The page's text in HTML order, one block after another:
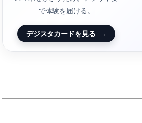
で体験を届ける。
デジスタカードを見る →